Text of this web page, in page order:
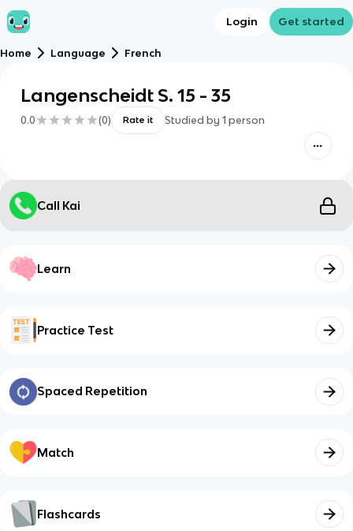
Login Get started
Home Language French
Langenscheidt S. 15 - 35
0.0 (0) Rate it Studied by 1 person
Call Kai
Learn
Practice Test
Spaced Repetition
Match
Flashcards